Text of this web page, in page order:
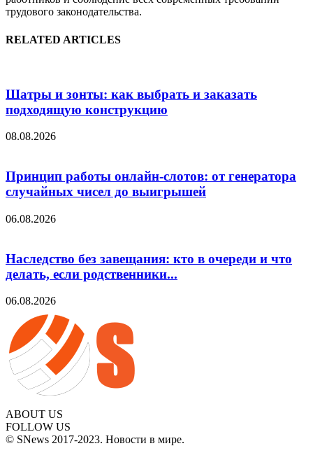
трудового законодательства.
RELATED ARTICLES
Шатры и зонты: как выбрать и заказать
подходящую конструкцию
08.08.2026
Принцип работы онлайн-слотов: от генератора
случайных чисел до выигрышей
06.08.2026
Наследство без завещания: кто в очереди и что
делать, если родственники...
06.08.2026
ABOUT US
FOLLOW US
© SNews 2017-2023. Новости в мире.